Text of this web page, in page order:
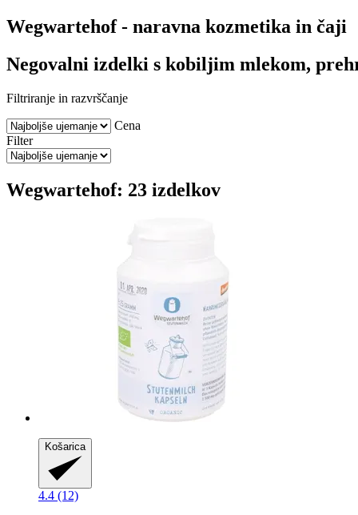
Wegwartehof - naravna kozmetika in čaji
Negovalni izdelki s kobiljim mlekom,
Filtriranje in razvrščanje
Cena
Filter
Wegwartehof: 23 izdelkov
Košarica
4.4 (12)